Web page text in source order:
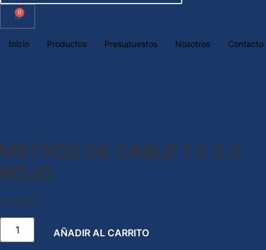
0
Inicio Productos Presupuestos Nosotros Contacto
METROS DE CABLE 1 X 2,5
ROJO
$ 1.013,12
AÑADIR AL CARRITO